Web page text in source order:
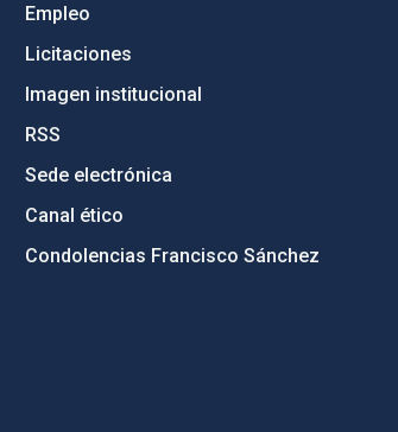
Empleo
Licitaciones
Imagen institucional
RSS
Sede electrónica
Canal ético
Condolencias Francisco Sánchez